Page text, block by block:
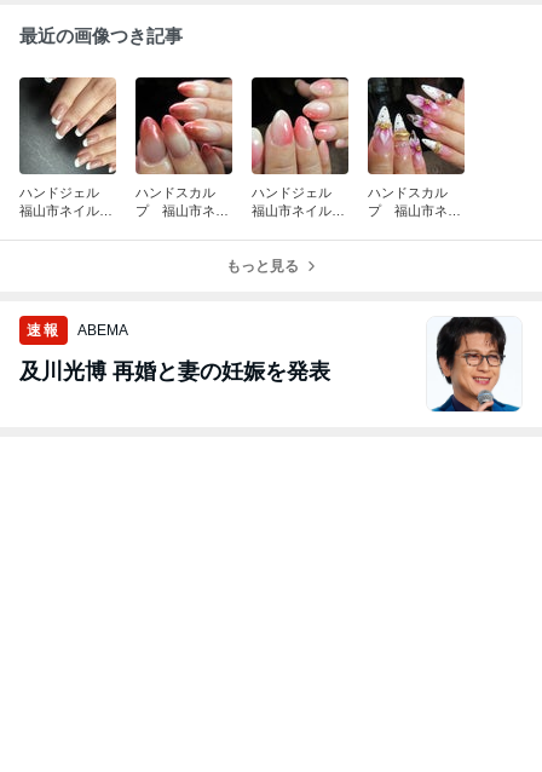
最近の画像つき記事
ハンドジェル
福山市ネイルサ
ハンドスカル
プ 福山市ネイ
ハンドジェル
福山市ネイルサ
ブネイル
ハンドスカル
プ 福山市ネイ
もっと見る
速報 ABEMA
及川光博 再婚と妻の妊娠を発表